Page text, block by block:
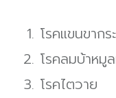
โรคแขนขาก
โรคลมบ้าหมู
โรคไตวาย